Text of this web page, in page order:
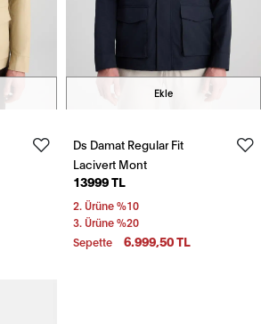
Ekle
Ds Damat Regular Fit
Lacivert Mont
13999 TL
2. Ürüne %10
3. Ürüne %20
Sepette
6.999,50 TL